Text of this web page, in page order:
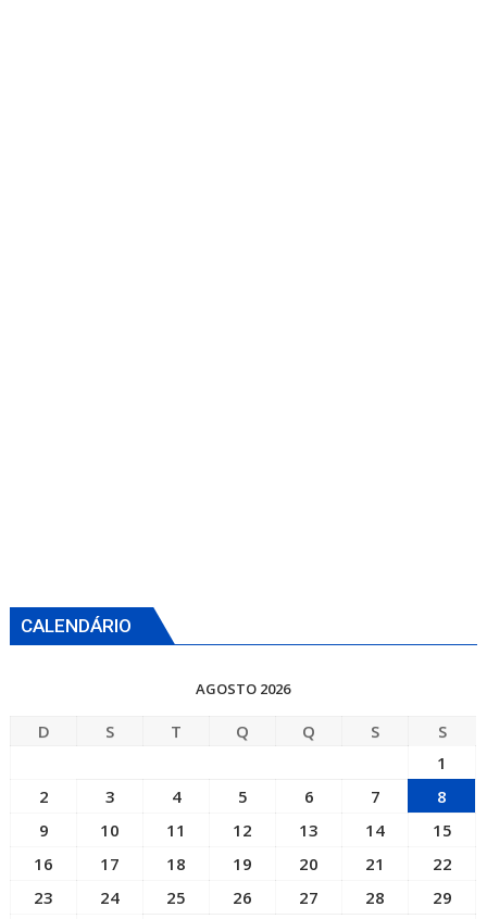
CALENDÁRIO
AGOSTO 2026
D S T Q Q S
S
1
2
3 4 5 6 7
8
9
10 11 12 13 14
15
16
17 18 19 20 21
22
23
24 25 26 27 28
29